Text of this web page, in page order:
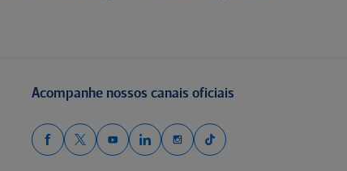
Acompanhe nossos canais oficiais